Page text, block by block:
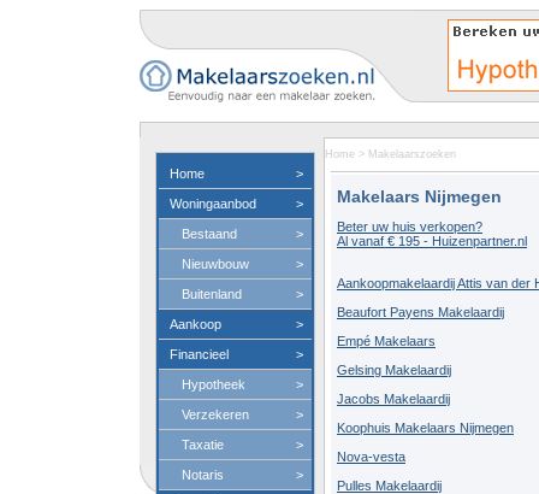
Home >
Woningaanbod >
Bestaand >
Nieuwbouw >
Buitenland >
Aankoop >
Financieel >
Hypotheek >
Verzekeren >
Taxatie >
Notaris >
Home > Makelaarszoeken
Makelaars Nijmegen
Beter uw huis verkopen?
Al vanaf € 195 - Huizenpartner.nl
Aankoopmakelaardij Attis van der
Beaufort Payens Makelaardij
Empé Makelaars
Gelsing Makelaardij
Jacobs Makelaardij
Koophuis Makelaars Nijmegen
Nova-vesta
Pulles Makelaardij